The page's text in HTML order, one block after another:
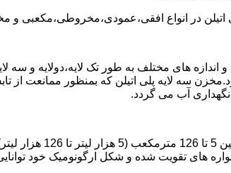
در انواع افقی،عمودی،مخروطی،مکعبی و
اندازه های مختلف به طور تک لایه،دولایه و سه
سه لایه پلی اتیلن که بمنظور ممانعت
آب می گردد.
می باشد.
های تقویت شده و شکل ارگونومیک خود توانایی